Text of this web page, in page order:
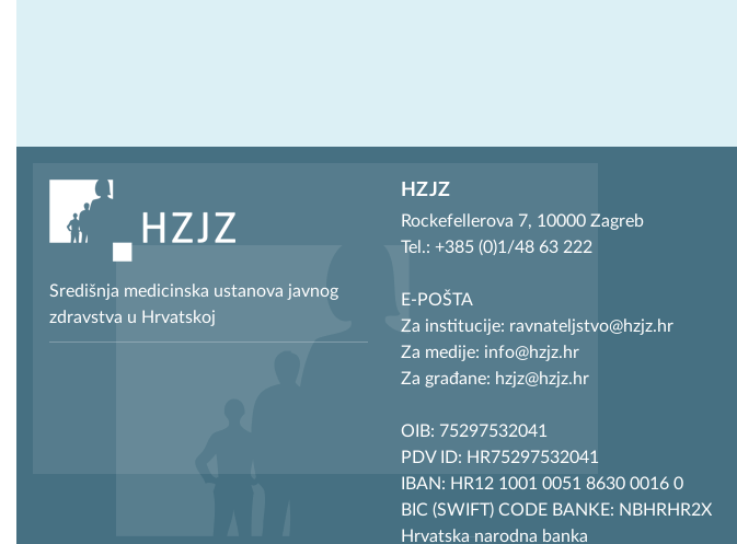
Središnja medicinska ustanova javnog
zdravstva u Hrvatskoj
HZJZ
Rockefellerova 7, 10000 Zagreb
Tel.: +385 (0)1/48 63 222
E-POŠTA
Za institucije: ravnateljstvo@hzjz.hr
Za medije: info@hzjz.hr
Za građane: hzjz@hzjz.hr
OIB: 75297532041
PDV ID: HR75297532041
IBAN: HR12 1001 0051 8630 0016 0
BIC (SWIFT) CODE BANKE: NBHRHR2X
Hrvatska narodna banka